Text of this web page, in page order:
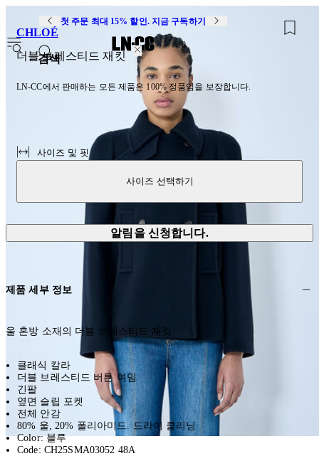
첫 주문 최대 15% 할인. 지금 구독하기
검색
0
CHLOÉ
더블 브레스티드 재킷
LN-CC에서 판매하는 모든 제품은 100% 정품임을 보장합니다.
사이즈 및 핏
사이즈 선택하기
알림을 신청합니다.
제품 세부 정보
울 혼방 소재의 더블 브레스티드 재킷.
클래식 칼라
더블 브레스티드 버튼 여밈
긴팔
옆면 슬립 포켓
전체 안감
80% 울, 20% 폴리아미드. 드라이 클리닝
Color: 블루
Code: CH25SMA03052 48A